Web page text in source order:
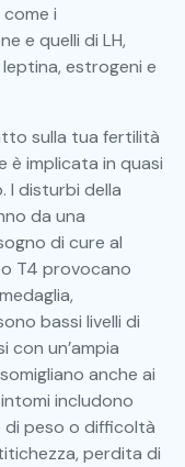
i
e quelli di LH,
estrogeni e
sulla tua fertilità
è implicata in quasi
I disturbi della
da una
di cure al
T4 provocano
bassi livelli di
con un’ampia
anche ai
includono
di peso o difficoltà
perdita di